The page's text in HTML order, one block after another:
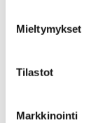
Mieltymykset
Tilastot
Markkinointi
Jaa:
Katso